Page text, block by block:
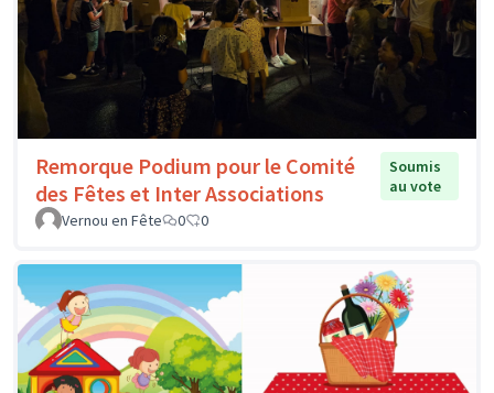
Remorque Podium pour le Comité
des Fêtes et Inter Associations
Soumis
au vote
Vernou en Fête
0 0